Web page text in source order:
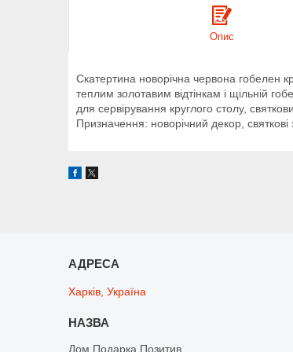
Опис
Скатертина новорічна червона гобелен
теплим золотавим відтінкам і щільній
для сервірування круглого столу,
Призначення: новорічний декор,
Харків, Україна
Дом Подарка Позитив